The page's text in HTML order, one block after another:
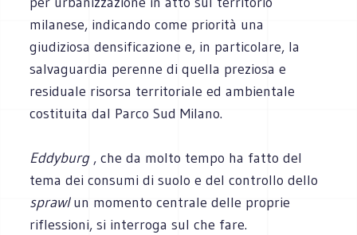
milanese, indicando come priorità una
giudiziosa densificazione e, in particolare, la
salvaguardia perenne di quella preziosa e
residuale risorsa territoriale ed ambientale
costituita dal Parco Sud Milano.
Eddyburg, che da molto tempo ha fatto del
tema dei consumi di suolo e del controllo dello
sprawlun momento centrale delle proprie
riflessioni, si interroga sul che fare.